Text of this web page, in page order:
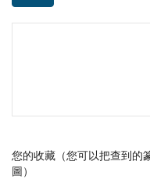
您的收藏（您可以把查到的
圖）